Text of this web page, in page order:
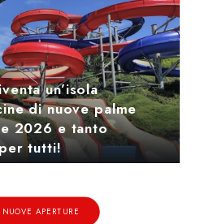
un’isola
di nuove palme
2026 e tanto
tutti!
APERTURE